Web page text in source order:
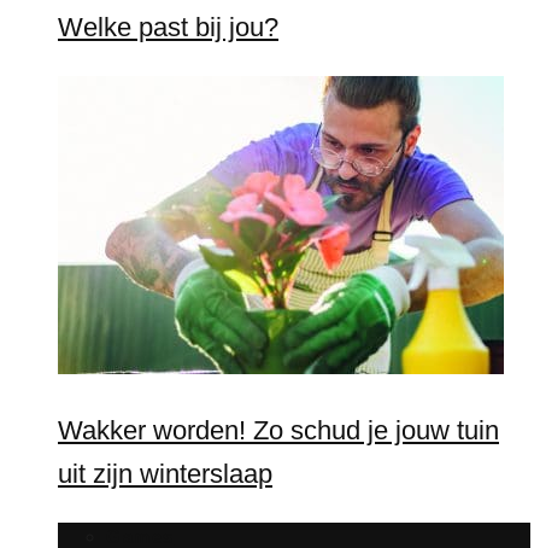
Welke past bij jou?
Wakker worden! Zo schud je jouw tuin
uit zijn winterslaap